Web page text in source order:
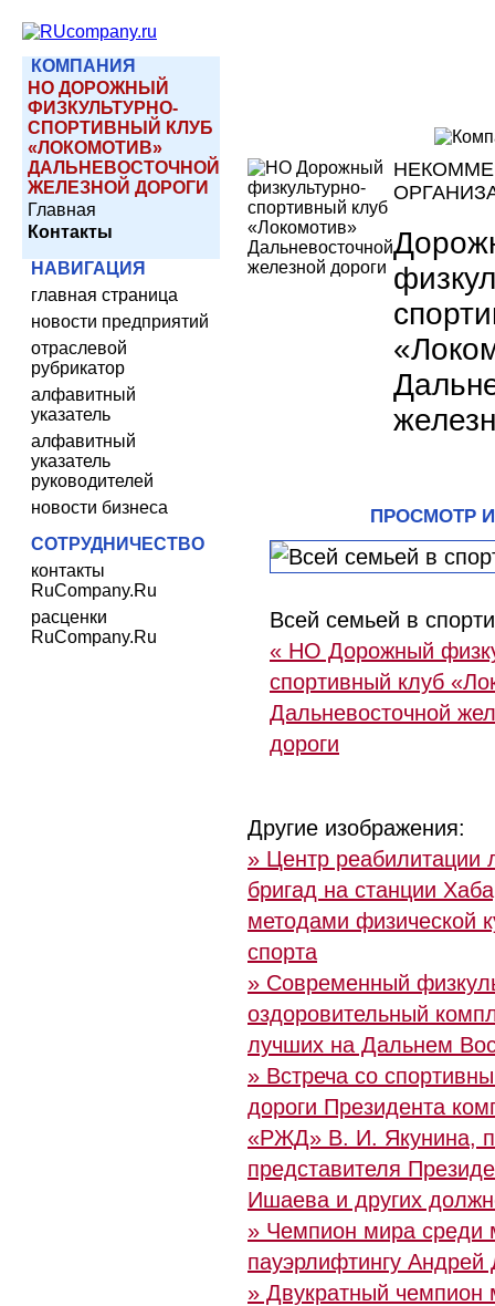
КОМПАНИЯ
НО ДОРОЖНЫЙ
ФИЗКУЛЬТУРНО-
СПОРТИВНЫЙ КЛУБ
«ЛОКОМОТИВ»
ДАЛЬНЕВОСТОЧНОЙ
ЖЕЛЕЗНОЙ ДОРОГИ
Главная
Контакты
НАВИГАЦИЯ
главная страница
новости предприятий
отраслевой
рубрикатор
алфавитный
указатель
алфавитный
указатель
руководителей
новости бизнеса
СОТРУДНИЧЕСТВО
контакты
RuCompany.Ru
расценки
RuCompany.Ru
ПРОСМОТР
Всей семьей в
« НО Дорожный
спортивный клуб
Дальневосточной
дороги
Другие изображения:
» Центр реабилитации
бригад на станции
методами физической
спорта
» Современный
оздоровительный
лучших на Дальнем
» Встреча со
дороги Президента
«РЖД» В. И. Якунина,
представителя
Ишаева и других
» Чемпион мира среди
пауэрлифтингу Андрей
» Двукратный чемпион